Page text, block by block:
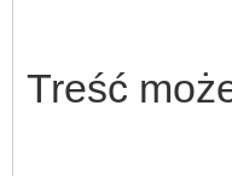
Treść